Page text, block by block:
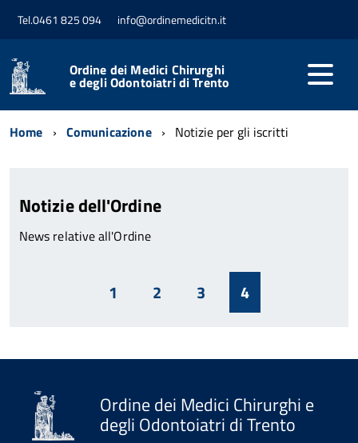
Tel.0461 825 094 info@ordinemedicitn.it
Ordine dei Medici Chirurghi
e degli Odontoiatri di Trento
Home Comunicazione Notizie per gli iscritti
Notizie dell'Ordine
News relative all'Ordine
1 2 3 4
Ordine dei Medici Chirurghi e
degli Odontoiatri di Trento